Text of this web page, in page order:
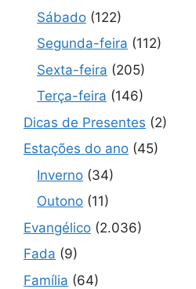
Sábado (122)
Segunda-feira (112)
Sexta-feira (205)
Terça-feira (146)
Dicas de Presentes (2)
Estações do ano (45)
Inverno (34)
Outono (11)
Evangélico (2.036)
Fada (9)
Família (64)